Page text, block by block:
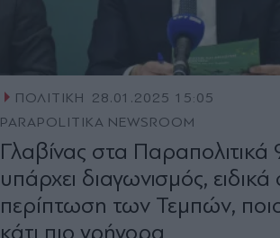
ΠΟΛΙΤΙΚΗ
28.01.2025 15:05
PARAPOLITIKA NEWSROOM
Γλαβίνας στα Παραπολιτικά
υπάρχει διαγωνισμός, ειδικά
περίπτωση των Τεμπών,
κάτι πιο γρήγορα